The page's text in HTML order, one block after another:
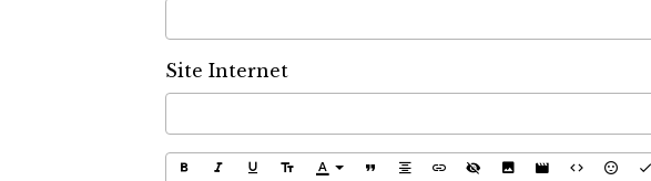
Site Internet